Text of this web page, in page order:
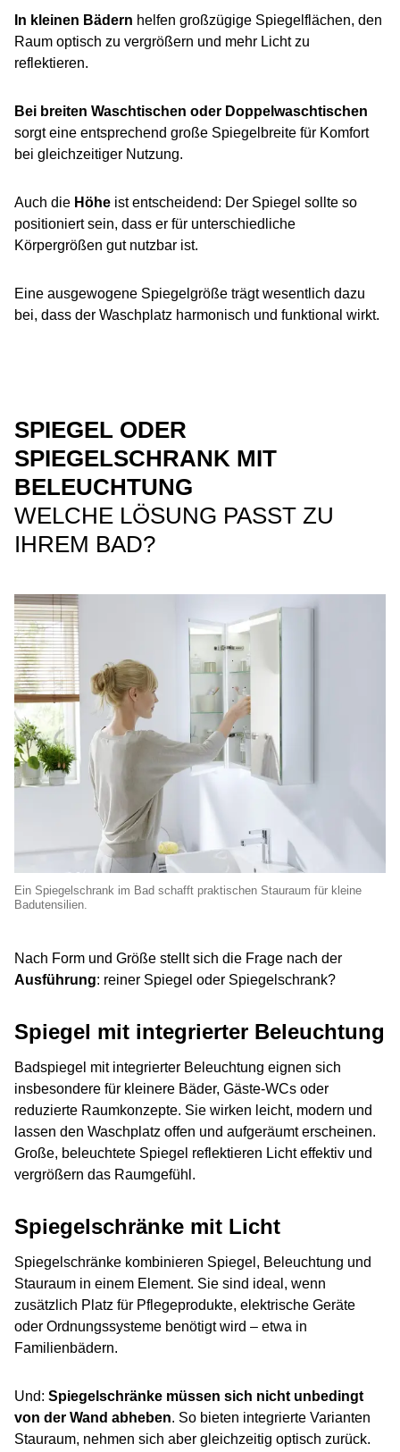
In kleinen Bädern helfen großzügige Spiegelflächen, den
Raum optisch zu vergrößern und mehr Licht zu
reflektieren.
Bei breiten Waschtischen oder Doppelwaschtischen
sorgt eine entsprechend große Spiegelbreite für Komfort
bei gleichzeitiger Nutzung.
Auch die Höhe ist entscheidend: Der Spiegel sollte so
positioniert sein, dass er für unterschiedliche
Körpergrößen gut nutzbar ist.
Eine ausgewogene Spiegelgröße trägt wesentlich dazu
bei, dass der Waschplatz harmonisch und funktional wirkt.
SPIEGEL ODER
SPIEGELSCHRANK MIT
BELEUCHTUNG
WELCHE LÖSUNG PASST ZU
IHREM BAD?
Ein Spiegelschrank im Bad schafft praktischen Stauraum für kleine
Badutensilien.
Nach Form und Größe stellt sich die Frage nach der
Ausführung: reiner Spiegel oder Spiegelschrank?
Spiegel mit integrierter Beleuchtung
Badspiegel mit integrierter Beleuchtung eignen sich
insbesondere für kleinere Bäder, Gäste‑WCs oder
reduzierte Raumkonzepte. Sie wirken leicht, modern und
lassen den Waschplatz offen und aufgeräumt erscheinen.
Große, beleuchtete Spiegel reflektieren Licht effektiv und
vergrößern das Raumgefühl.
Spiegelschränke mit Licht
Spiegelschränke kombinieren Spiegel, Beleuchtung und
Stauraum in einem Element. Sie sind ideal, wenn
zusätzlich Platz für Pflegeprodukte, elektrische Geräte
oder Ordnungssysteme benötigt wird – etwa in
Familienbädern.
Und: Spiegelschränke müssen sich nicht unbedingt
von der Wand abheben. So bieten integrierte Varianten
Stauraum, nehmen sich aber gleichzeitig optisch zurück.